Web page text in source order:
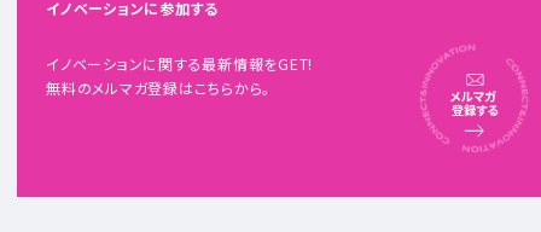
イノベーションに参加する
イノベーションに関する最新情報をGET!
無料のメルマガ登録はこちらから。